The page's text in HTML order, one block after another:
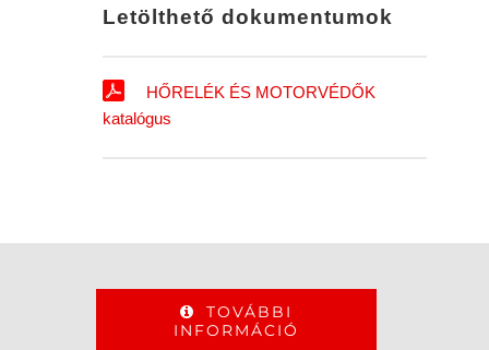
Letölthető dokumentumok
HŐRELÉK ÉS MOTORVÉDŐK
katalógus
TOVÁBBI
INFORMÁCIÓ